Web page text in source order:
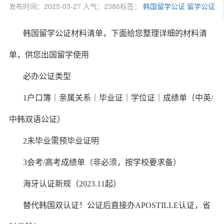
发布时间：2025-03-27 人气：2386标签： 韩国留学公证 留学公证
韩国留学公证材料清单，下面给您整理详细的材料清
单，供您出国留学使用
必办公证类型
1户口簿｜亲属关系｜毕业证｜学位证｜成绩单（中英/
中韩双语公证）
2未毕业需预毕业证明
3会考/高考成绩单（非必须，按学校要求备）
海牙认证新规（2023.11起）
替代韩国双认证！公证后直接办APOSTILLE认证，省